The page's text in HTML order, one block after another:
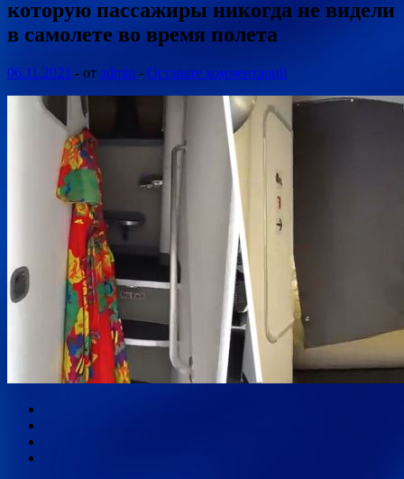
которую пассажиры никогда не видели
в самолете во время полета
06.11.2021 - от admin - Оставьте комментарий